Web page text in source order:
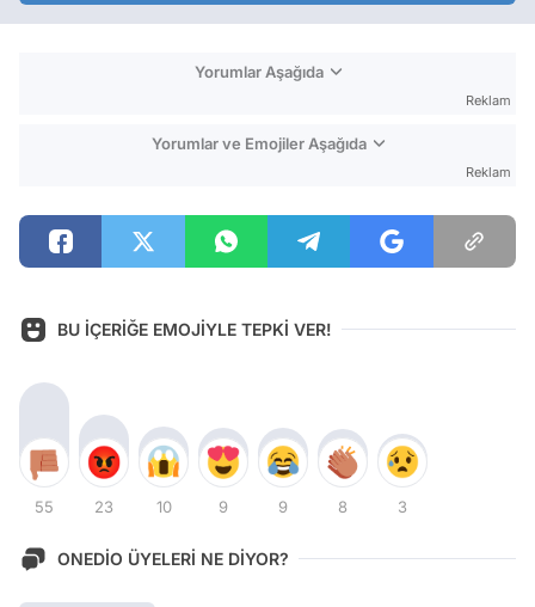
Yorumlar Aşağıda
Reklam
Yorumlar ve Emojiler Aşağıda
Reklam
BU İÇERİĞE EMOJİYLE TEPKİ VER!
55 23 10 9 9 8 3
ONEDİO ÜYELERİ NE DİYOR?